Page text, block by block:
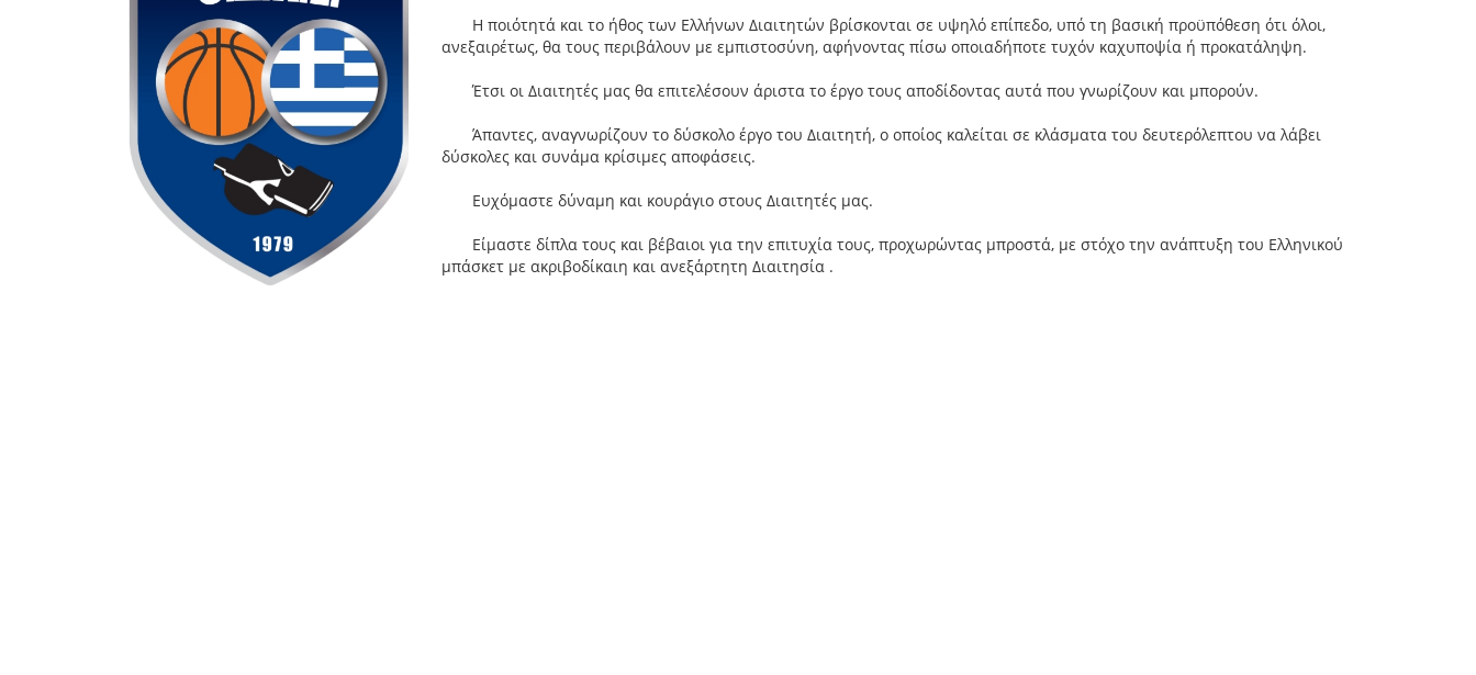
Η ποιότητά και το ήθος των Ελλήνων Διαιτητών βρίσκονται σε υψηλό επίπεδο, υπό τη βασική προϋπόθεση ότι όλοι,
ανεξαιρέτως, θα τους περιβάλουν με εμπιστοσύνη, αφήνοντας πίσω οποιαδήποτε τυχόν καχυποψία ή προκατάληψη.
Έτσι οι Διαιτητές μας θα επιτελέσουν άριστα το έργο τους αποδίδοντας αυτά που γνωρίζουν και μπορούν.
Άπαντες, αναγνωρίζουν το δύσκολο έργο του Διαιτητή, ο οποίος καλείται σε κλάσματα του δευτερόλεπτου να λάβει
δύσκολες και συνάμα κρίσιμες αποφάσεις.
Ευχόμαστε δύναμη και κουράγιο στους Διαιτητές μας.
Είμαστε δίπλα τους και βέβαιοι για την επιτυχία τους, προχωρώντας μπροστά, με στόχο την ανάπτυξη του Ελληνικού
μπάσκετ με ακριβοδίκαιη και ανεξάρτητη Διαιτησία .